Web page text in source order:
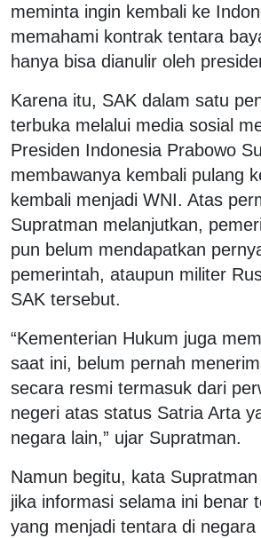
meminta ingin kembali ke
memahami kontrak tentara
hanya bisa dianulir oleh
Karena itu, SAK dalam satu
terbuka melalui media sosial
Presiden Indonesia Prabowo
membawanya kembali pulang
kembali menjadi WNI. Atas
Supratman melanjutkan,
pun belum mendapatkan
pemerintah, ataupun militer
SAK tersebut.
“Kementerian Hukum juga
saat ini, belum pernah
secara resmi termasuk dari
negeri atas status Satria Arta
negara lain,” ujar Supratman.
Namun begitu, kata
jika informasi selama ini benar
yang menjadi tentara di negara